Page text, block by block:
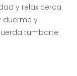
y relax cerca
duerme y
tumbarte